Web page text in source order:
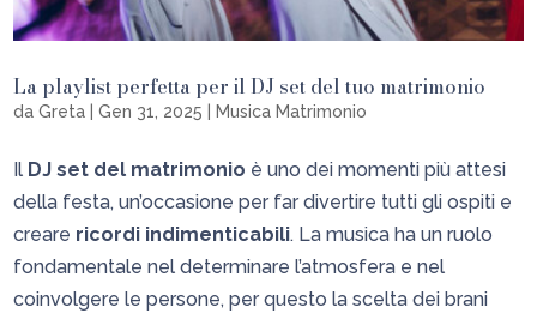
La playlist perfetta per il DJ set del tuo matrimonio
daGreta |Gen 31, 2025 Musica Matrimonio
Il DJ set del matrimonio è uno dei momenti più attesi
della festa, un’occasione per far divertire tutti gli ospiti e
creare ricordi indimenticabili. La musica ha un ruolo
fondamentale nel determinare l’atmosfera e nel
coinvolgere le persone, per questo la scelta dei brani